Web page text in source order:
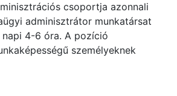
csoportja azonnali
adminisztrátor munkatársat
napi 4-6 óra. A pozíció
személyeknek